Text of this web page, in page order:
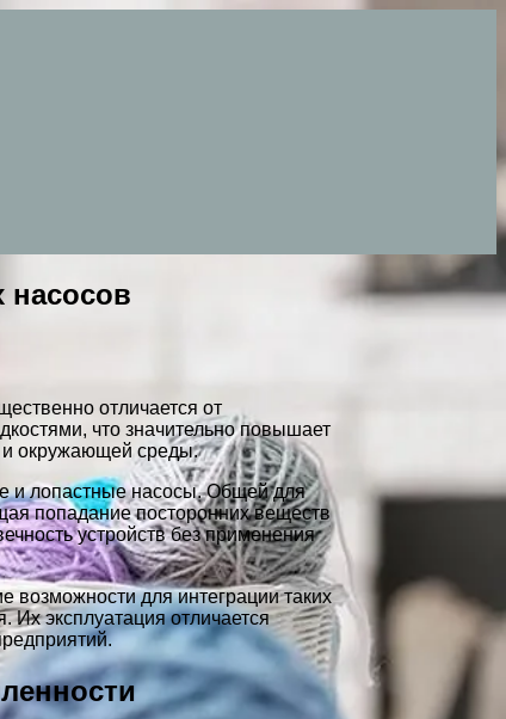
насосов
отличается от
что значительно повышает
и окружающей среды.
и лопастные насосы. Общей для
попадание посторонних веществ
устройств без применения
возможности для интеграции таких
Их эксплуатация отличается